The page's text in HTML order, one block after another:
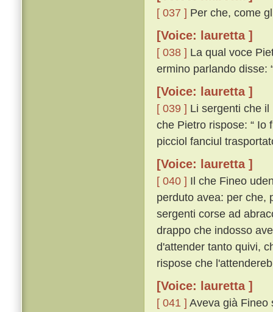
[ 037 ] Per che, come
[Voice: lauretta ]
[ 038 ] La qual voce
ermino parlando disse:
[Voice: lauretta ]
[ 039 ] Li sergenti che
che Pietro rispose: “ Io
picciol fanciul
[Voice: lauretta ]
[ 040 ] Il che Fineo
perduto avea: per che,
sergenti corse ad
drappo che indosso
d'attender tanto quivi,
rispose che
[Voice: lauretta ]
[ 041 ] Aveva già Fineo